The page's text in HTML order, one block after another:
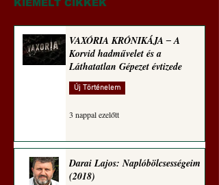
KIEMELT CIKKEK
VAXÓRIA KRÓNIKÁJA ‒ A
Korvid hadművelet és a
Láthatatlan Gépezet évtizede
Új Történelem
3 nappal ezelőtt
Darai Lajos: Naplóbölcsességeim
(2018)